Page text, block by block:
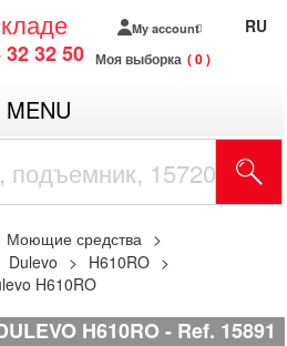
32 32 50
My account
Моя выборка 0
RU
MENU
Моющие средства
Dulevo
H610RO
H610RO
H610RO Ref. 15891